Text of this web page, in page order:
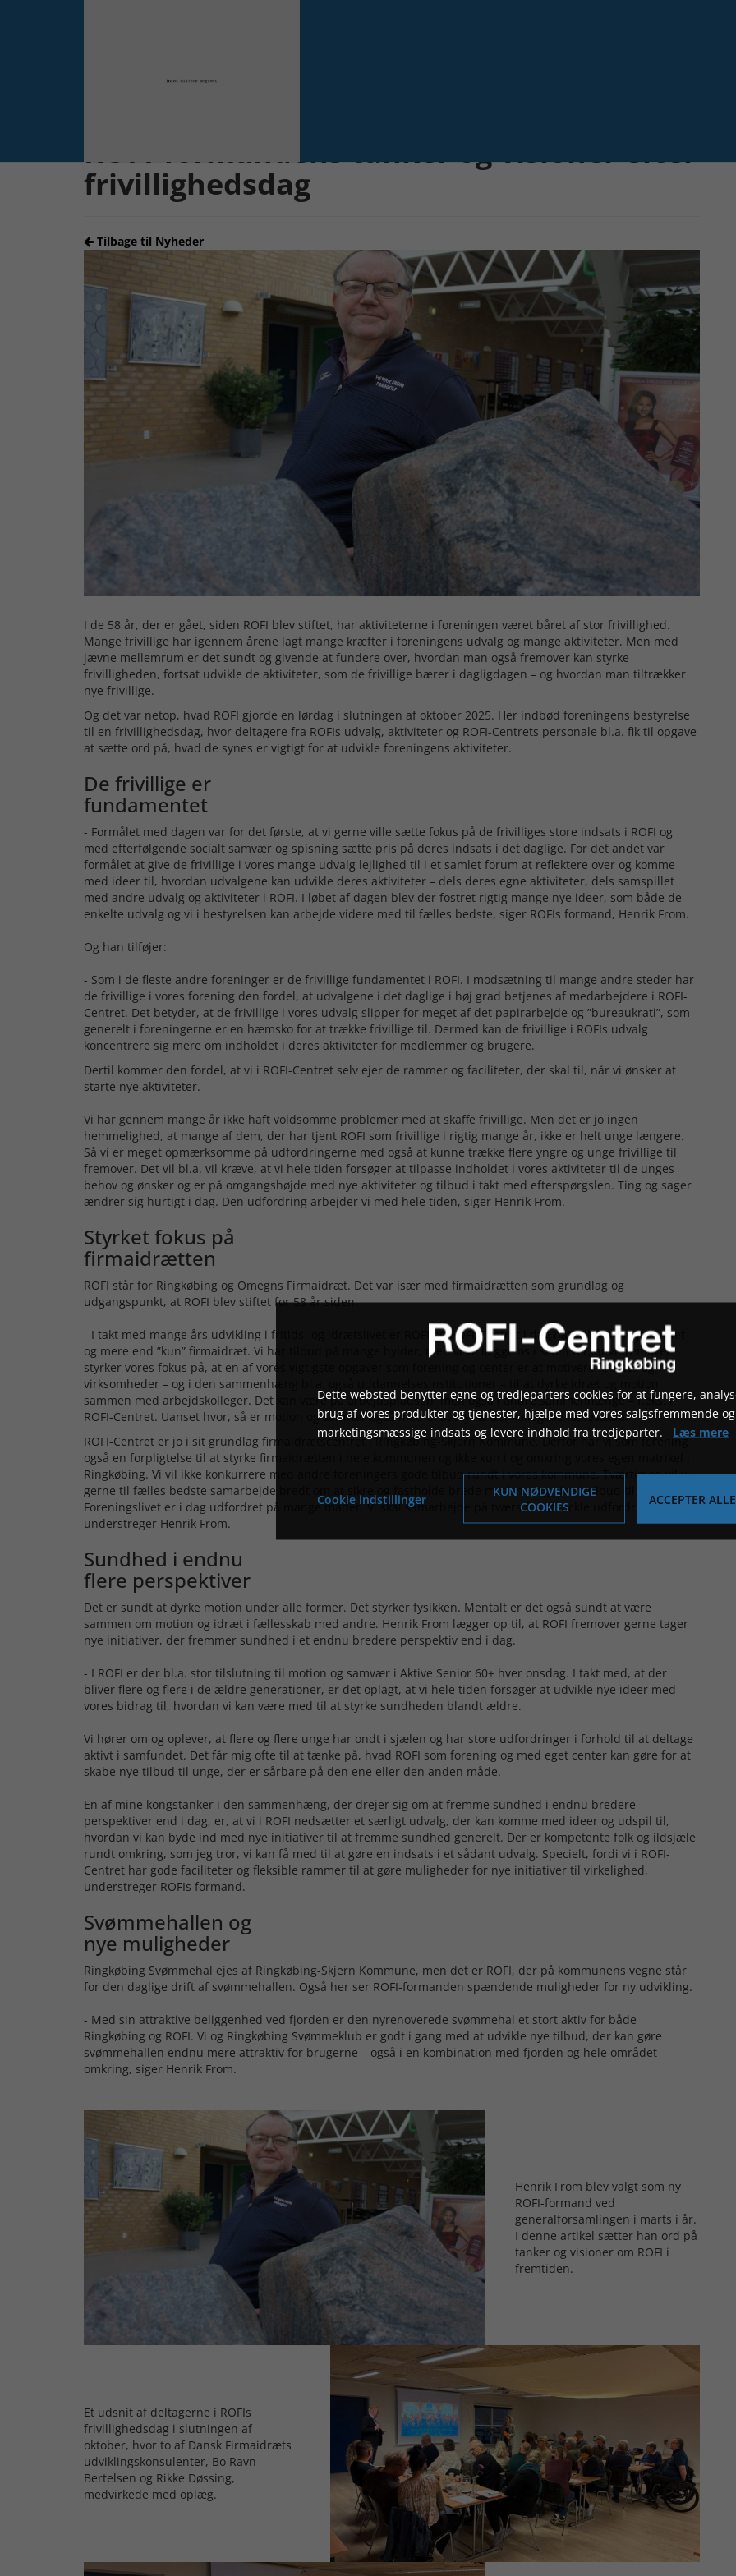
ROFI-formandens tanker og visioner efter
frivillighedsdag
Tilbage til Nyheder
I de 58 år, der er gået, siden ROFI blev stiftet, har aktiviteterne i foreningen været båret af stor frivillighed.
Mange frivillige har igennem årene lagt mange kræfter i foreningens udvalg og mange aktiviteter. Men med
jævne mellemrum er det sundt og givende at fundere over, hvordan man også fremover kan styrke
frivilligheden, fortsat udvikle de aktiviteter, som de frivillige bærer i dagligdagen – og hvordan man tiltrækker
nye frivillige.
Og det var netop, hvad ROFI gjorde en lørdag i slutningen af oktober 2025. Her indbød foreningens bestyrelse
til en frivillighedsdag, hvor deltagere fra ROFIs udvalg, aktiviteter og ROFI-Centrets personale bl.a. fik til opgave
at sætte ord på, hvad de synes er vigtigt for at udvikle foreningens aktiviteter.
De frivillige er
fundamentet
- Formålet med dagen var for det første, at vi gerne ville sætte fokus på de frivilliges store indsats i ROFI og
med efterfølgende socialt samvær og spisning sætte pris på deres indsats i det daglige. For det andet var
formålet at give de frivillige i vores mange udvalg lejlighed til i et samlet forum at reflektere over og komme
med ideer til, hvordan udvalgene kan udvikle deres aktiviteter – dels deres egne aktiviteter, dels samspillet
med andre udvalg og aktiviteter i ROFI. I løbet af dagen blev der fostret rigtig mange nye ideer, som både de
enkelte udvalg og vi i bestyrelsen kan arbejde videre med til fælles bedste, siger ROFIs formand, Henrik From.
Og han tilføjer:
- Som i de fleste andre foreninger er de frivillige fundamentet i ROFI. I modsætning til mange andre steder har
de frivillige i vores forening den fordel, at udvalgene i det daglige i høj grad betjenes af medarbejdere i ROFI-
Centret. Det betyder, at de frivillige i vores udvalg slipper for meget af det papirarbejde og ”bureaukrati”, som
generelt i foreningerne er en hæmsko for at trække frivillige til. Dermed kan de frivillige i ROFIs udvalg
koncentrere sig mere om indholdet i deres aktiviteter for medlemmer og brugere.
Dertil kommer den fordel, at vi i ROFI-Centret selv ejer de rammer og faciliteter, der skal til, når vi ønsker at
starte nye aktiviteter.
Vi har gennem mange år ikke haft voldsomme problemer med at skaffe frivillige. Men det er jo ingen
hemmelighed, at mange af dem, der har tjent ROFI som frivillige i rigtig mange år, ikke er helt unge længere.
Så vi er meget opmærksomme på udfordringerne med også at kunne trække flere yngre og unge frivillige til
fremover. Det vil bl.a. vil kræve, at vi hele tiden forsøger at tilpasse indholdet i vores aktiviteter til de unges
behov og ønsker og er på omgangshøjde med nye aktiviteter og tilbud i takt med efterspørgslen. Ting og sager
ændrer sig hurtigt i dag. Den udfordring arbejder vi med hele tiden, siger Henrik From.
Styrket fokus på
firmaidrætten
ROFI står for Ringkøbing og Omegns Firmaidræt. Det var især med firmaidrætten som grundlag og
udgangspunkt, at ROFI blev stiftet for 58 år siden.
- I takt med mange års udvikling i fritids- og idrætslivet er ROFI og ROFI-Centret i dag naturligvis meget andet
og mere end ”kun” firmaidræt. Vi har tilbud på mange hylder, men vi vil lægge os i selen for, at vi fremover
styrker vores fokus på, at en af vores vigtigste opgaver som forening og center er at motivere firmaer og
virksomheder – og i den sammenhæng bl.a. også uddannelsesinstitutioner – til at dyrke idræt og motion
sammen med arbejdskolleger. Det kan være på arbejdspladsen, men også i andre sammenhænge – f.eks. i
ROFI-Centret. Uanset hvor, så er motion og samvær også med til at styrke det kollegiale fællesskab.
ROFI-Centret er jo i sit grundlag firmaidrætscentret i Ringkøbing-Skjern Kommune. Derfor har vi som forening
også en forpligtelse til at styrke firmaidrætten i hele kommunen og ikke kun i og omkring vores egen matrikel i
Ringkøbing. Vi vil ikke konkurrere med andre foreningers gode tilbud rundt i vores kommune. Tværtimod vil vi
gerne til fælles bedste samarbejde bredt om at sikre og fastholde brede motions- og idrætstilbud til alle aldre.
Foreningslivet er i dag udfordret på mange måder. Vi skal samarbejde på tværs for at tackle udfordringerne,
understreger Henrik From.
Sundhed i endnu
flere perspektiver
Det er sundt at dyrke motion under alle former. Det styrker fysikken. Mentalt er det også sundt at være
sammen om motion og idræt i fællesskab med andre. Henrik From lægger op til, at ROFI fremover gerne tager
nye initiativer, der fremmer sundhed i et endnu bredere perspektiv end i dag.
- I ROFI er der bl.a. stor tilslutning til motion og samvær i Aktive Senior 60+ hver onsdag. I takt med, at der
bliver flere og flere i de ældre generationer, er det oplagt, at vi hele tiden forsøger at udvikle nye ideer med
vores bidrag til, hvordan vi kan være med til at styrke sundheden blandt ældre.
Vi hører om og oplever, at flere og flere unge har ondt i sjælen og har store udfordringer i forhold til at deltage
aktivt i samfundet. Det får mig ofte til at tænke på, hvad ROFI som forening og med eget center kan gøre for at
skabe nye tilbud til unge, der er sårbare på den ene eller den anden måde.
En af mine kongstanker i den sammenhæng, der drejer sig om at fremme sundhed i endnu bredere
perspektiver end i dag, er, at vi i ROFI nedsætter et særligt udvalg, der kan komme med ideer og udspil til,
hvordan vi kan byde ind med nye initiativer til at fremme sundhed generelt. Der er kompetente folk og ildsjæle
rundt omkring, som jeg tror, vi kan få med til at gøre en indsats i et sådant udvalg. Specielt, fordi vi i ROFI-
Centret har gode faciliteter og fleksible rammer til at gøre muligheder for nye initiativer til virkelighed,
understreger ROFIs formand.
Svømmehallen og
nye muligheder
Ringkøbing Svømmehal ejes af Ringkøbing-Skjern Kommune, men det er ROFI, der på kommunens vegne står
for den daglige drift af svømmehallen. Også her ser ROFI-formanden spændende muligheder for ny udvikling.
- Med sin attraktive beliggenhed ved fjorden er den nyrenoverede svømmehal et stort aktiv for både
Ringkøbing og ROFI. Vi og Ringkøbing Svømmeklub er godt i gang med at udvikle nye tilbud, der kan gøre
svømmehallen endnu mere attraktiv for brugerne – også i en kombination med fjorden og hele området
omkring, siger Henrik From.
Henrik From blev valgt som ny
ROFI-formand ved
generalforsamlingen i marts i år.
I denne artikel sætter han ord på
tanker og visioner om ROFI i
fremtiden.
Et udsnit af deltagerne i ROFIs
frivillighedsdag i slutningen af
oktober, hvor to af Dansk Firmaidræts
udviklingskonsulenter, Bo Ravn
Bertelsen og Rikke Døssing,
medvirkede med oplæg.
Dette websted benytter egne og tredjeparters cookies for at fungere,
brug af vores produkter og tjenester, hjælpe med vores salgsfremmende og
marketingsmæssige indsats og levere indhold fra tredjeparter. Læs mere
Cookie indstillinger
KUN NØDVENDIGE
COOKIES
ACCEPTER